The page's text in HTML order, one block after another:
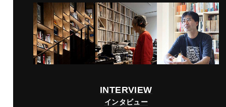
INTERVIEW
インタビュー